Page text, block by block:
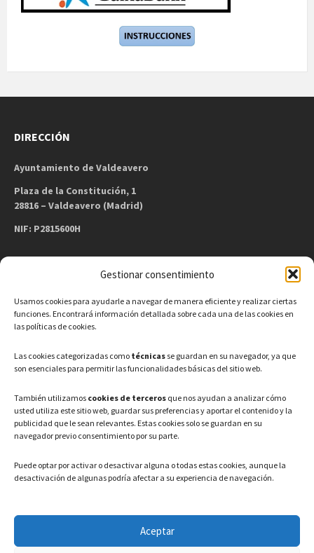
Gestionar consentimiento
Usamos cookies para ayudarle a navegar de manera eficiente y realizar ciertas
funciones. Encontrará información detallada sobre cada una de las cookies en
las políticas de cookies.
Las cookies categorizadas como técnicas se guardan en su navegador, ya que
son esenciales para permitir las funcionalidades básicas del sitio web.
También utilizamos cookies de terceros que nos ayudan a analizar cómo
usted utiliza este sitio web, guardar sus preferencias y aportar el contenido y la
publicidad que le sean relevantes. Estas cookies solo se guardan en su
navegador previo consentimiento por su parte.
Puede optar por activar o desactivar alguna o todas estas cookies, aunque la
desactivación de algunas podría afectar a su experiencia de navegación.
Aceptar
DIRECCIÓN
Ayuntamiento de Valdeavero
Plaza de la Constitución, 1
28816 – Valdeavero (Madrid)
NIF: P2815600H
Teléfono: 91 886 44 62
Correo Electrónico:
HORARIO
Lunes a Viernes: 08:00h – 15:00h
LEGAL
Política de privacidad–Aviso Legal–Política de cookies